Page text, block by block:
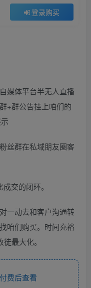
登录购买
媒体平台半无人直播
+群公告挂上咱们的
丝群在私域朋友圈客
交的闭环。
一动去和客户沟通转
咱们购买。时间充裕
最大化。
费后查看